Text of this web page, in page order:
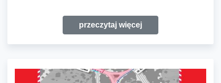
przeczytaj więcej